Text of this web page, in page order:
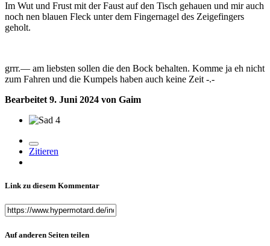
Im Wut und Frust mit der Faust auf den Tisch gehauen und mir auch
noch nen blauen Fleck unter dem Fingernagel des Zeigefingers
geholt.
grrr.— am liebsten sollen die den Bock behalten. Komme ja eh nicht
zum Fahren und die Kumpels haben auch keine Zeit -.-
Bearbeitet 9. Juni 2024 von Gaim
4
Zitieren
Link zu diesem Kommentar
Auf anderen Seiten teilen